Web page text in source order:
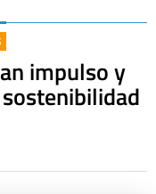
impulso y